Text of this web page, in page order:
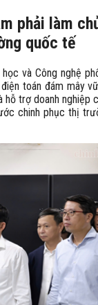
phải làm
quốc tế
và Công nghệ
toán đám mây
trợ doanh nghiệp
chinh phục thị